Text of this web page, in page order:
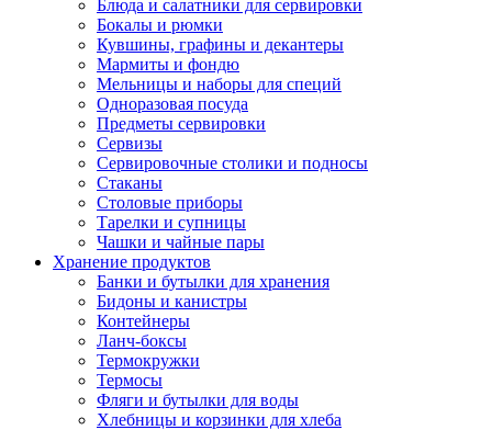
Блюда и салатники для сервировки
Бокалы и рюмки
Кувшины, графины и декантеры
Мармиты и фондю
Мельницы и наборы для специй
Одноразовая посуда
Предметы сервировки
Сервизы
Сервировочные столики и подносы
Стаканы
Столовые приборы
Тарелки и супницы
Чашки и чайные пары
Хранение продуктов
Банки и бутылки для хранения
Бидоны и канистры
Контейнеры
Ланч-боксы
Термокружки
Термосы
Фляги и бутылки для воды
Хлебницы и корзинки для хлеба